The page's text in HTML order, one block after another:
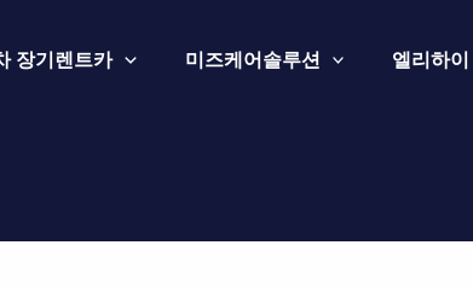
장기렌트카 미즈케어솔루션 엘리하이